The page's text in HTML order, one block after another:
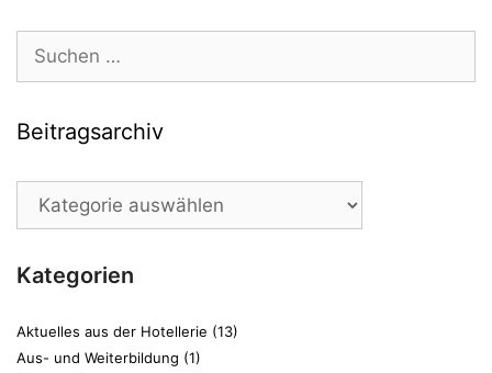
nach:
Beitragsarchiv
Beitragsarchiv
Kategorien
Aktuelles aus der Hotellerie (13)
Aus- und Weiterbildung (1)